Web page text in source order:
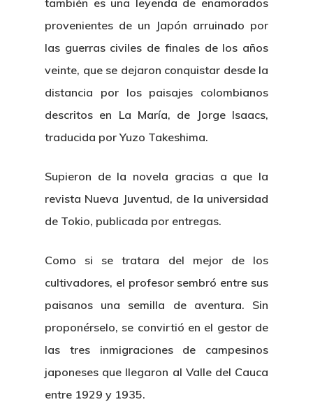
también es una leyenda de enamorados
provenientes de un Japón arruinado por
las guerras civiles de finales de los años
veinte, que se dejaron conquistar desde la
distancia por los paisajes colombianos
descritos en La María, de Jorge Isaacs,
traducida por Yuzo Takeshima.
Supieron de la novela gracias a que la
revista Nueva Juventud, de la universidad
de Tokio, publicada por entregas.
Como si se tratara del mejor de los
cultivadores, el profesor sembró entre sus
paisanos una semilla de aventura. Sin
proponérselo, se convirtió en el gestor de
las tres inmigraciones de campesinos
japoneses que llegaron al Valle del Cauca
entre 1929 y 1935.